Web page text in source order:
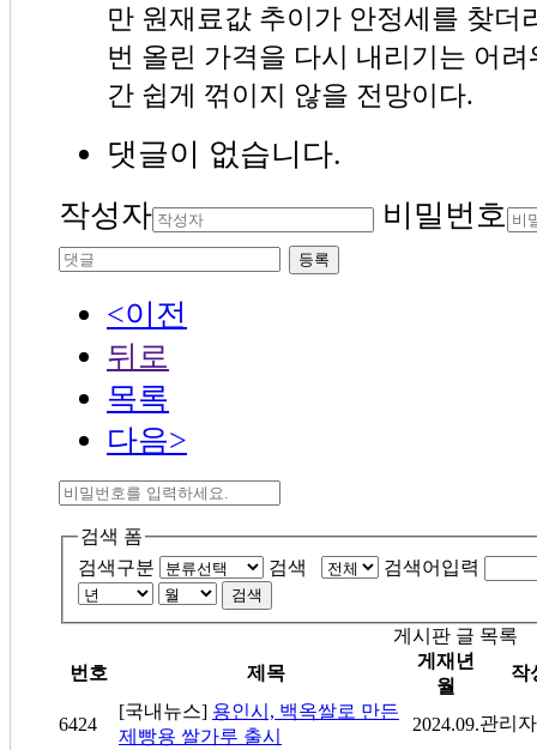
만 원재료값 추이가 안정세를 찾더
번 올린 가격을 다시 내리기는 어
간 쉽게 꺾이지 않을 전망이다.
댓글이 없습니다.
작성자
비밀번호
등록
<이전
뒤로
목록
다음>
검색 폼
검색구분
검색 검색어입력
검색
게시판 글 목록
번호
제목
게재년
월
작
6424
[국내뉴스] 용인시, 백옥쌀로 만든
제빵용 쌀가루 출시
2024.09.관리자